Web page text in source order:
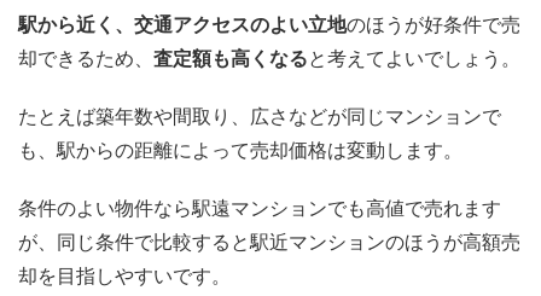
駅から近く、交通アクセスのよい立地のほうが好条件で売
却できるため、 査定額も高くなると考えてよいでしょう。
たとえば築年数や間取り、広さなどが同じマンションで
も、駅からの距離によって売却価格は変動します。
条件のよい物件なら駅遠マンションでも高値で売れます
が、同じ条件で比較すると駅近マンションのほうが高額売
却を目指しやすいです。